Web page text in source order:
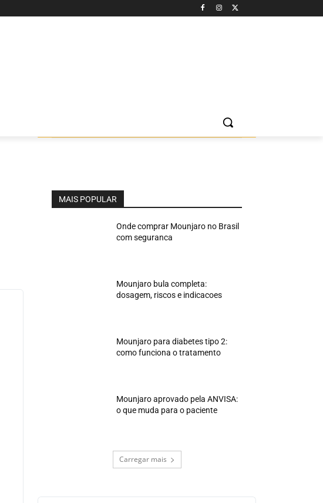
MAIS POPULAR
Onde comprar Mounjaro no Brasil
com seguranca
Mounjaro bula completa:
dosagem, riscos e indicacoes
Mounjaro para diabetes tipo 2:
como funciona o tratamento
Mounjaro aprovado pela ANVISA:
o que muda para o paciente
Carregar mais